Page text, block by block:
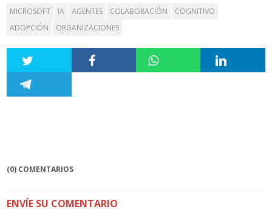
MICROSOFT IA AGENTES COLABORACIÓN
COGNITIVO
ADOPCIÓN
ORGANIZACIONES
(0) COMENTARIOS
ENVÍE SU COMENTARIO